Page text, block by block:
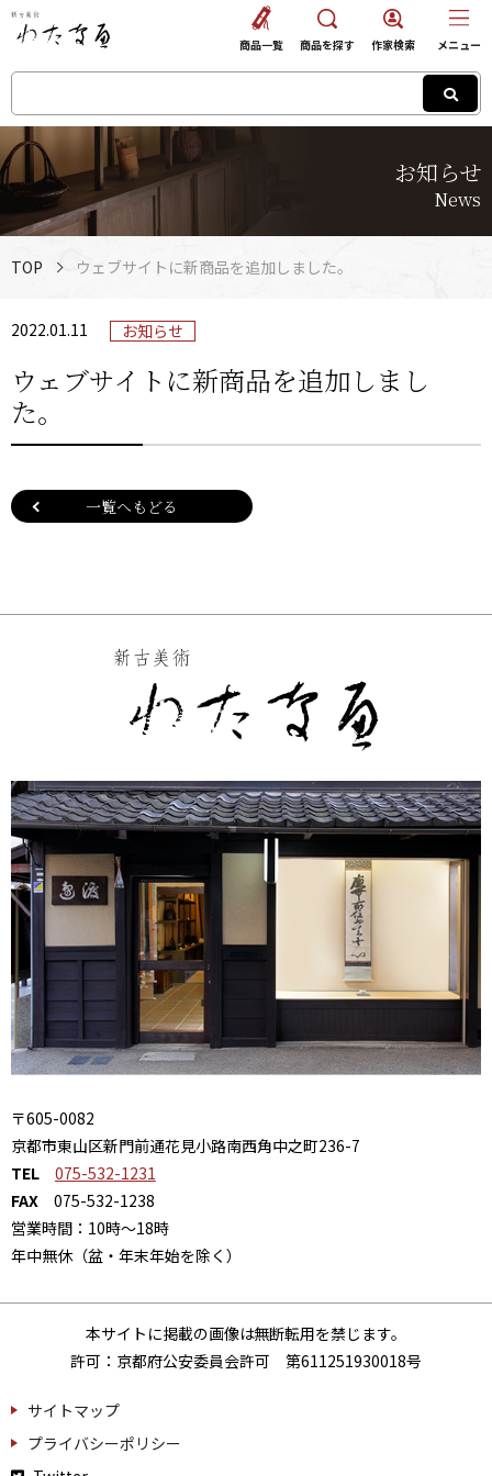
お知らせ
News
商品一覧 商品を探す 作家検索 メニュー
TOP ウェブサイトに新商品を追加しました。
2022.01.11 お知らせ
ウェブサイトに新商品を追加しまし
た。
一覧へもどる
〒605-0082
京都市東山区新門前通花見小路南西角中之町236-7
TEL
075-532-1231
FAX075-532-1238
営業時間：10時～18時
年中無休（盆・年末年始を除く）
本サイトに掲載の画像は無断転用を禁じます。
許可：京都府公安委員会許可 第611251930018号
サイトマップ
プライバシーポリシー